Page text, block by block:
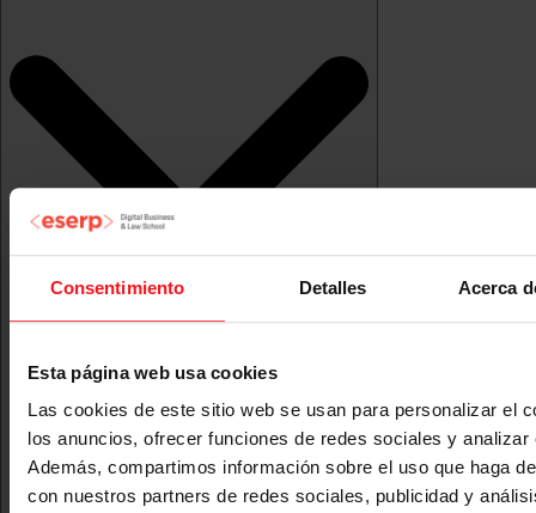
Consentimiento Detalles Acerca
Esta página web usa cookies
Las cookies de este sitio web se usan para personalizar el
los anuncios, ofrecer funciones de redes sociales y analizar
Además, compartimos información sobre el uso que haga
con nuestros partners de redes sociales, publicidad y